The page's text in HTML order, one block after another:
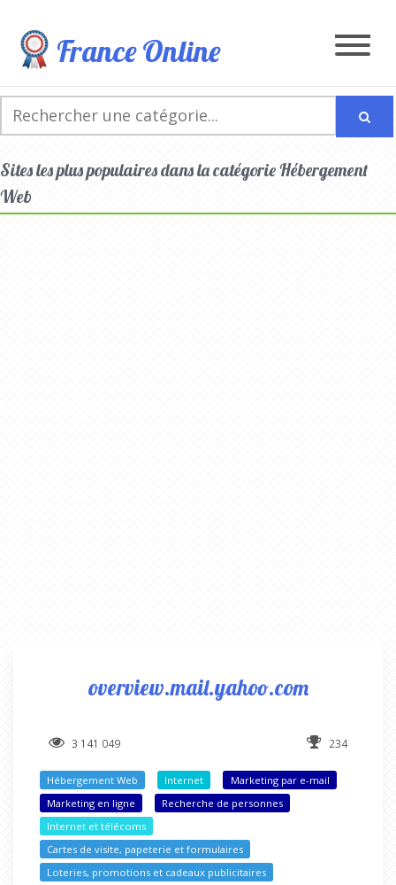
France Online
Sites les plus populaires dans la catégorie Hébergement
Web
overview.mail.yahoo.com
3 141 049 234
Hébergement Web Internet
Marketing par e-mail
Marketing en ligne
Recherche de personnes
Internet et télécoms
Cartes de visite, papeterie et formulaires
Loteries, promotions et cadeaux publicitaires